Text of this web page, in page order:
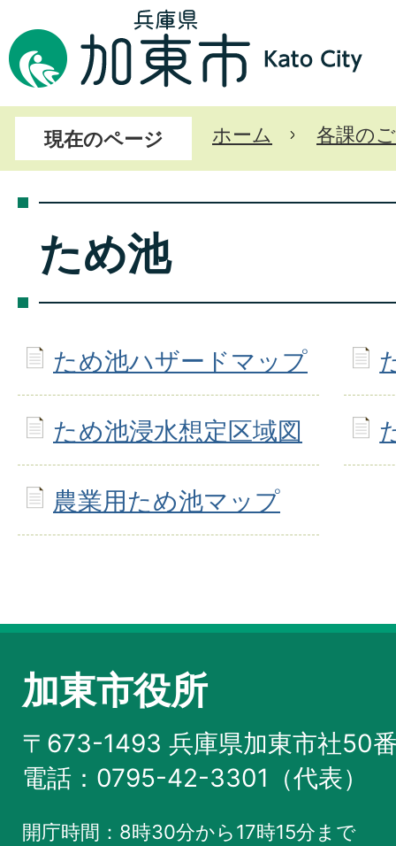
現在のページ ホーム 各課の
ため池
ため池ハザードマップ
ため池浸水想定区域図
農業用ため池マップ
加東市役所
〒673-1493 兵庫県加東市社50
電話：0795-42-3301（代表）
開庁時間：8時30分から17時15分まで